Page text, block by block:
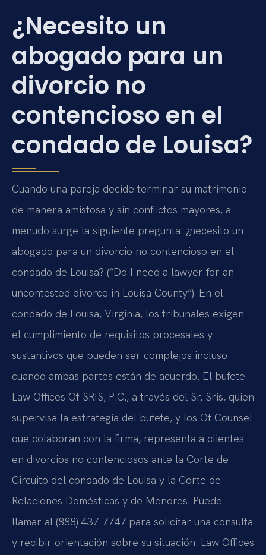
¿Necesito un
abogado para un
divorcio no
contencioso en el
condado de Louisa?
Cuando una pareja decide terminar su matrimonio
de manera amistosa y sin conflictos mayores, a
menudo surge la siguiente pregunta: ¿necesito un
abogado para un divorcio no contencioso en el
condado de Louisa? (“Do I need a lawyer for an
uncontested divorce in Louisa County”). En el
condado de Louisa, Virginia, los tribunales exigen
el cumplimiento de requisitos procesales y
sustantivos que pueden ser complejos incluso
cuando ambas partes están de acuerdo. El bufete
Law Offices Of SRIS, P.C., a través del Sr. Sris, quien
supervisa la estrategia del bufete, y los Of Counsel
que colaboran con la firma, representa a clientes
en divorcios no contenciosos ante la Corte de
Circuito del condado de Louisa y la Corte de
Relaciones Domésticas y de Menores. Puede
llamar al (888) 437-7747 para solicitar una consulta
y recibir orientación sobre su situación. Law Offices